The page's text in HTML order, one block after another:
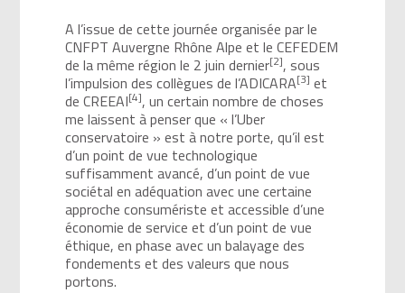
A l’issue de cette journée organisée par le
CNFPT Auvergne Rhône Alpe et le CEFEDEM
de la même région le 2 juin dernier[2], sous
l’impulsion des collègues de l’ADICARA[3] et
de CREEAI[4], un certain nombre de choses
me laissent à penser que « l’Uber
conservatoire » est à notre porte, qu’il est
d’un point de vue technologique
suffisamment avancé, d’un point de vue
sociétal en adéquation avec une certaine
approche consumériste et accessible d’une
économie de service et d’un point de vue
éthique, en phase avec un balayage des
fondements et des valeurs que nous
portons.